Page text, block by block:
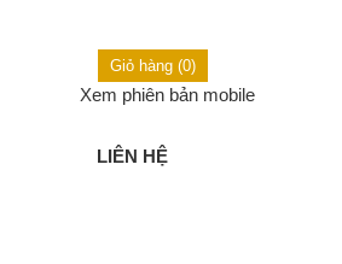
Giỏ hàng (0)
Xem phiên bản mobile
LIÊN HỆ